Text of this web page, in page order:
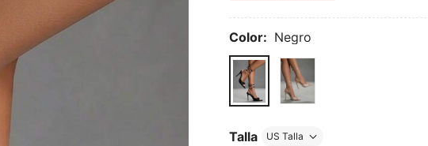
Color: Negro
Talla US Talla